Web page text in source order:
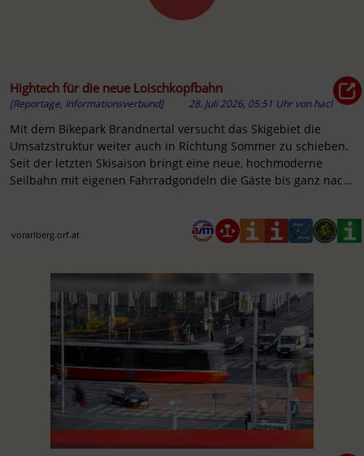
Hightech für die neue Loischkopfbahn
[Reportage, Informationsverbund] 28. Juli 2026, 05:51 Uhr vonhacl
Mit dem Bikepark Brandnertal versucht das Skigebiet die
Umsatzstruktur weiter auch in Richtung Sommer zu schieben.
Seit der letzten Skisaison bringt eine neue, hochmoderne
Seilbahn mit eigenen Fahrradgondeln die Gäste bis ganz nach
vorarlberg.orf.at